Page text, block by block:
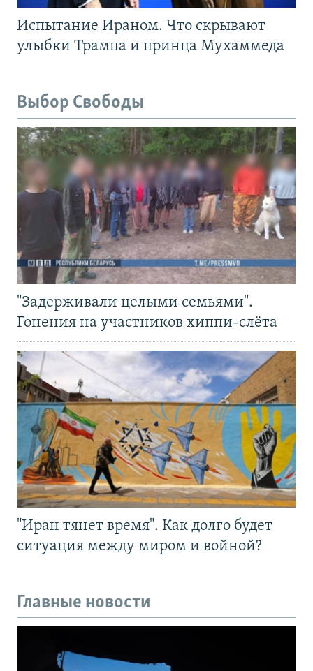
Испытание Ираном. Что скрывают
улыбки Трампа и принца Мухаммеда
Выбор Свободы
"Задерживали целыми семьями".
Гонения на участников хиппи-слёта
"Иран тянет время". Как долго будет
ситуация между миром и войной?
Главные новости